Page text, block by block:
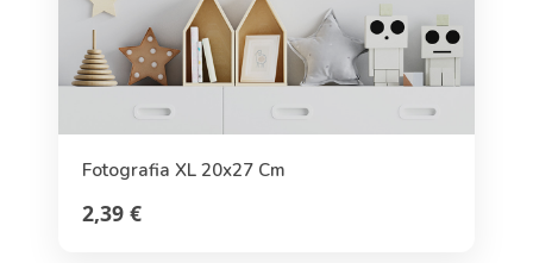
Fotografia XL 20x27 Cm
2,39 €